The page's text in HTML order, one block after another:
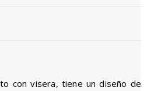
con visera, tiene un diseño de